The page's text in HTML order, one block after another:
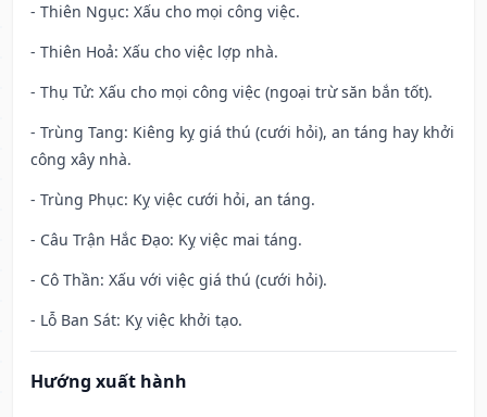
- Thiên Ngục: Xấu cho mọi công việc.
- Thiên Hoả: Xấu cho việc lợp nhà.
- Thụ Tử: Xấu cho mọi công việc (ngoại trừ săn bắn tốt).
- Trùng Tang: Kiêng kỵ giá thú (cưới hỏi), an táng hay khởi
công xây nhà.
- Trùng Phục: Kỵ việc cưới hỏi, an táng.
- Câu Trận Hắc Đạo: Kỵ việc mai táng.
- Cô Thần: Xấu với việc giá thú (cưới hỏi).
- Lỗ Ban Sát: Kỵ việc khởi tạo.
Hướng xuất hành